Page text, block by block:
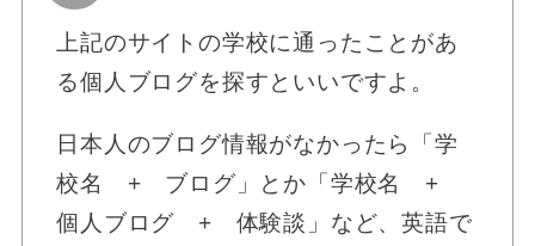
上記のサイトの学校に通ったことがあ
る個人ブログを探すといいですよ。
日本人のブログ情報がなかったら「学
校名 + ブログ」とか「学校名 +
個人ブログ + 体験談」など、英語で